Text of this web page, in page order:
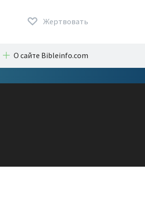
Жертвовать
О сайте Bibleinfo.com